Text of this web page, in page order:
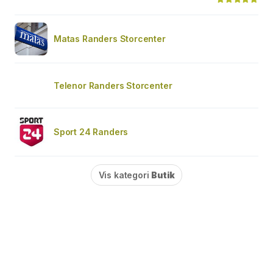
Matas Randers Storcenter
Telenor Randers Storcenter
Sport 24 Randers
Vis kategori Butik